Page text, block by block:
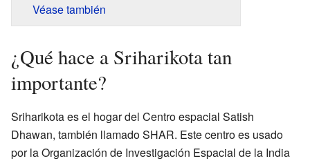
Véase también
¿Qué hace a Sriharikota tan
importante?
Sriharikota es el hogar del Centro espacial Satish
Dhawan, también llamado SHAR. Este centro es usado
por la Organización de Investigación Espacial de la India